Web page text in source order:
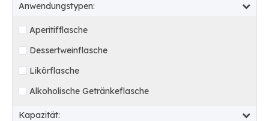
Anwendungstypen:
Aperitifflasche
Dessertweinflasche
Likörflasche
Alkoholische Getränkeflasche
Kapazität: